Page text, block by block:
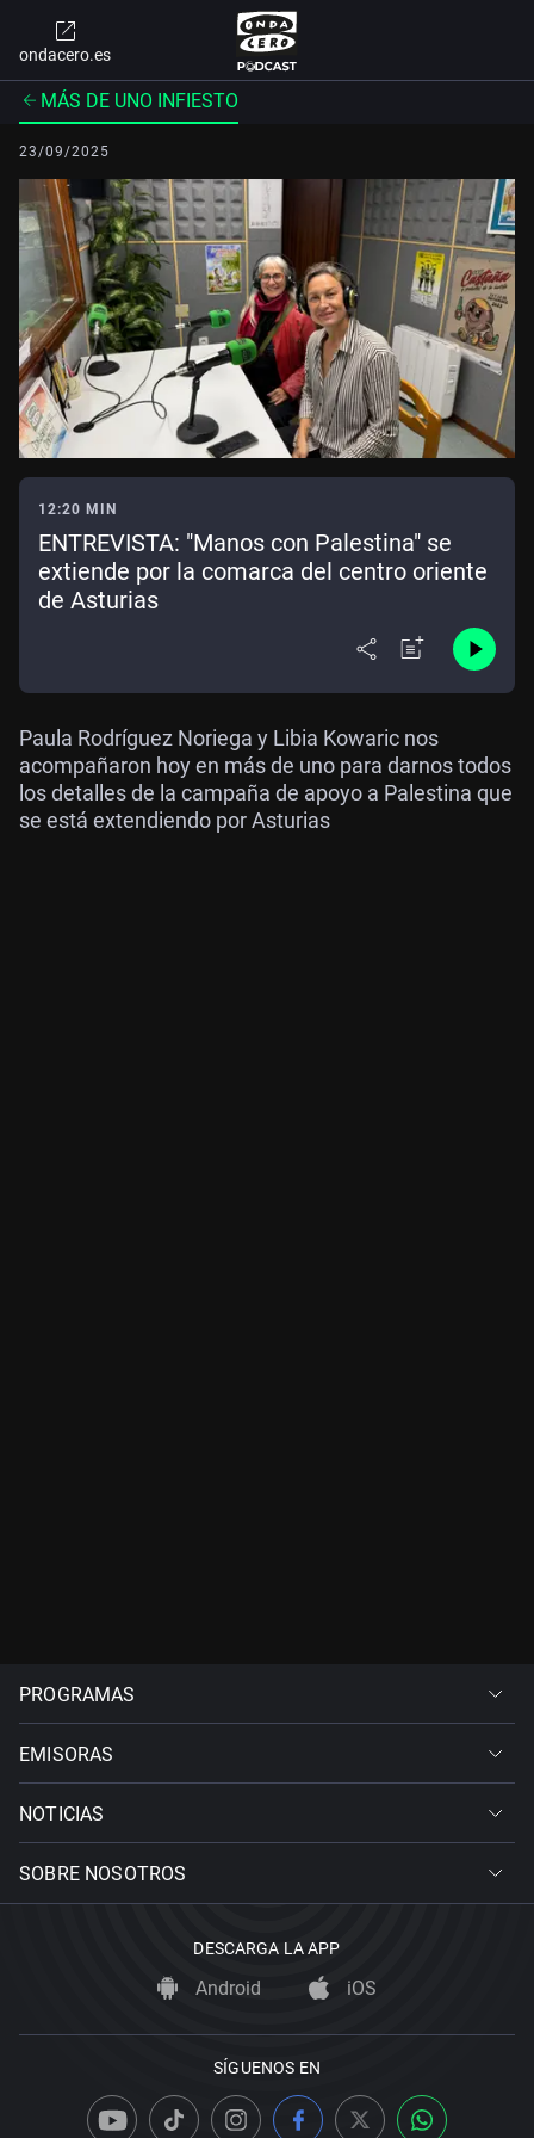
ondacero.es
MÁS DE UNO INFIESTO
23/09/2025
12:20 MIN
ENTREVISTA: "Manos con Palestina" se
extiende por la comarca del centro oriente
de Asturias
Paula Rodríguez Noriega y Libia Kowaric nos
acompañaron hoy en más de uno para darnos todos
los detalles de la campaña de apoyo a Palestina que
se está extendiendo por Asturias
PROGRAMAS
EMISORAS
NOTICIAS
SOBRE NOSOTROS
DESCARGA LA APP
Android iOS
SÍGUENOS EN